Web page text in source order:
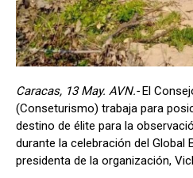
Caracas, 13 May. AVN.-El
(Conseturismo) trabaja para
destino de élite para la
durante la celebración del Global
presidenta de la organización,